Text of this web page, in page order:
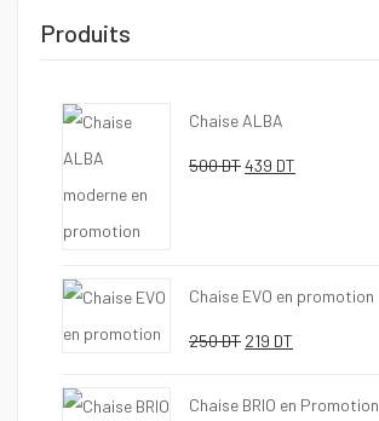
Produits
Chaise ALBA
500DTLe
500 DT.
439 DT
439 DT.
Chaise EVO en promotion
250DT Le
initial
219 DT
actuel
Chaise BRIO en Promotion